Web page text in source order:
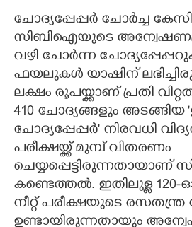
ചോദ്യപ്പേപ്പർ ചോർച്ച
സിബിഐയുടെ
വഴി ചോർന്ന
ഫയലുകൾ യാഷിന്
ലക്ഷം രൂപയ്ക്കാണ് പ്രതി
410 ചോദ്യങ്ങളും
ചോദ്യപ്പേപ്പർ' നിരവധി
പരീക്ഷയ്ക്ക് മുമ്പ് വിതരണം
ചെയ്യപ്പെട്ടിരുന്നതായാണ്
കണ്ടെത്തൽ. ഇതിലുള്ള
നീറ്റ് പരീക്ഷയുടെ രസതന്ത്ര
ഉണ്ടായിരുന്നതായും